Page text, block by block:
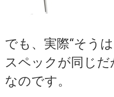
でも、実際“そう
スペックが同じ
なのです。